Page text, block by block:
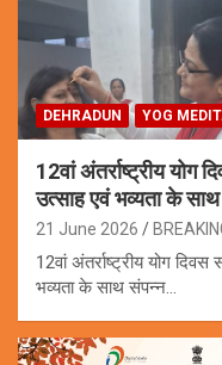
DEHRADUN YOG
12वां अंतर्राष्ट्रीय योग
उत्साह एवं भव्यता के
21 June 2026
12वां अंतर्राष्ट्रीय योग
भव्यता के साथ संपन्न…